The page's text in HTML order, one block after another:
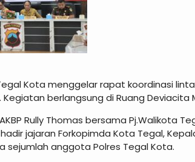
Kota menggelar rapat koordinasi
Kegiatan berlangsung di Ruang
Rully Thomas bersama Pj.Walikota
jajaran Forkopimda Kota Tegal,
sejumlah anggota Polres Tegal Kota.